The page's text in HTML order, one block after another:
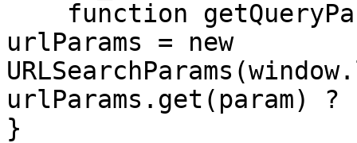
urlParams = new
urlParams.get(param)
}